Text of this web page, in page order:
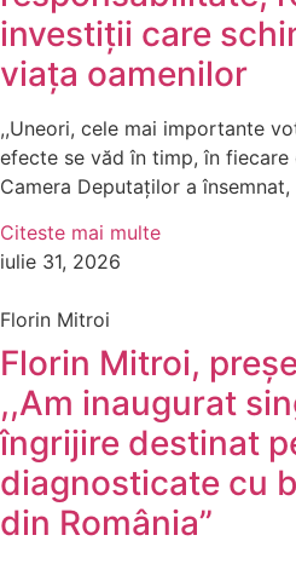
investiții care
viața oamenilor
,,Uneori, cele mai importante
efecte se văd în timp, în
Camera Deputaților a însemnat,
Citeste mai multe
iulie 31, 2026
Florin Mitroi
Florin Mitroi,
,,Am inaugurat
îngrijire destinat
diagnosticate cu
din România”